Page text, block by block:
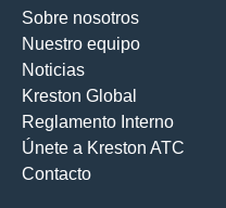
Sobre nosotros
Nuestro equipo
Noticias
Kreston Global
Reglamento Interno
Únete a Kreston ATC
Contacto